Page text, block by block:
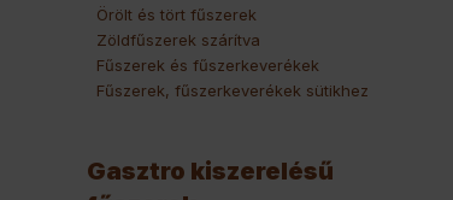
Örölt és tört fűszerek
Zöldfűszerek szárítva
Fűszerek és fűszerkeverékek
Fűszerek, fűszerkeverékek sütikhez
Gasztro kiszerelésű